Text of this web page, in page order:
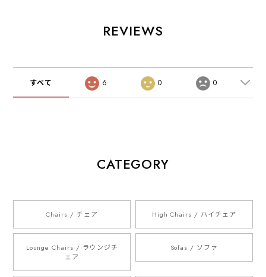
REVIEWS
すべて 6 0 0
CATEGORY
Chairs / チェア High Chairs / ハイチェア
Lounge Chairs / ラウンジチ
ェア
Sofas / ソファ